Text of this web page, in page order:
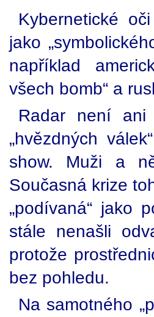
Kybernetické
jako
například
všech bomb“ a
Radar není ani
„hvězdných
show. Muži a
Současná krize
„podívaná“ jako
stále nenašli
protože
bez pohledu.
Na samotného